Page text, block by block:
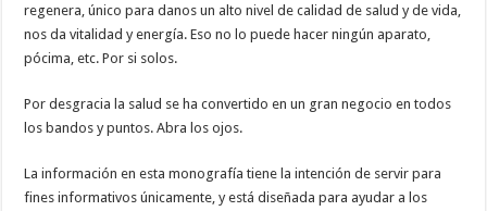
regenera, único para danos un alto nivel de calidad de salud y de vida,
nos da vitalidad y energía. Eso no lo puede hacer ningún aparato,
pócima, etc. Por si solos.
Por desgracia la salud se ha convertido en un gran negocio en todos
los bandos y puntos. Abra los ojos.
La información en esta monografía tiene la intención de servir para
fines informativos únicamente, y está diseñada para ayudar a los